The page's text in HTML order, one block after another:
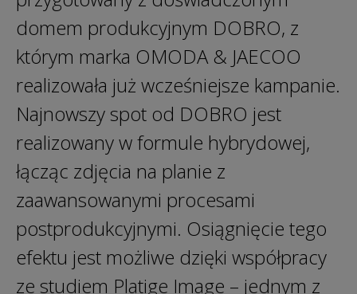
domem produkcyjnym DOBRO, z
którym marka OMODA & JAECOO
realizowała już wcześniejsze kampanie.
Najnowszy spot od DOBRO jest
realizowany w formule hybrydowej,
łącząc zdjęcia na planie z
zaawansowanymi procesami
postprodukcyjnymi. Osiągnięcie tego
efektu jest możliwe dzięki współpracy
ze studiem Platige Image – jednym z